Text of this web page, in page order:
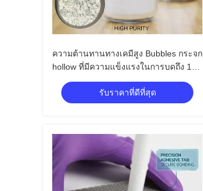
ความต้านทานทางเคมีสูง Bubbles กระจก
hollow ที่มีความแข็งแรงในการบดถึง 100
MPa และความสามารถในการนําความ
ร้อนต่ํา
รับราคาที่ดีที่สุด